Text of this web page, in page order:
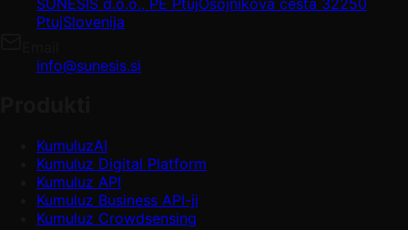
PtujSlovenija
info@sunesis.si
KumuluzAI
Kumuluz Digital Platform
Kumuluz API
Kumuluz Business API-ji
Kumuluz Crowdsensing